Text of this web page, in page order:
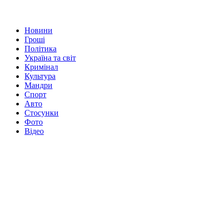
Новини
Гроші
Політика
Україна та світ
Кримінал
Культура
Мандри
Спорт
Авто
Стосунки
Фото
Відео